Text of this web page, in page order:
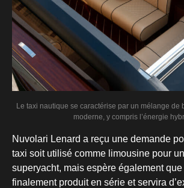
Le taxi nautique se caractérise par un mélange de
moderne, y compris l’énergie
Nuvolari Lenard a reçu une demande
taxi soit utilisé comme limousine pour
superyacht, mais espère également
finalement produit en série et servira